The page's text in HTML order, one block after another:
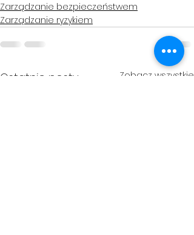
Zarządzanie bezpieczeństwem
Zarządzanie ryzykiem
Ostatnie posty Zobacz wszystkie